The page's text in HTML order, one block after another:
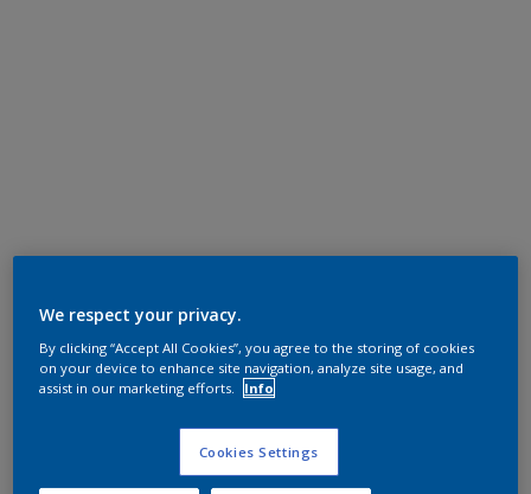
We respect your privacy.
By clicking “Accept All Cookies”, you agree to the storing of cookies
on your device to enhance site navigation, analyze site usage, and
assist in our marketing efforts.
Info
Cookies Settings